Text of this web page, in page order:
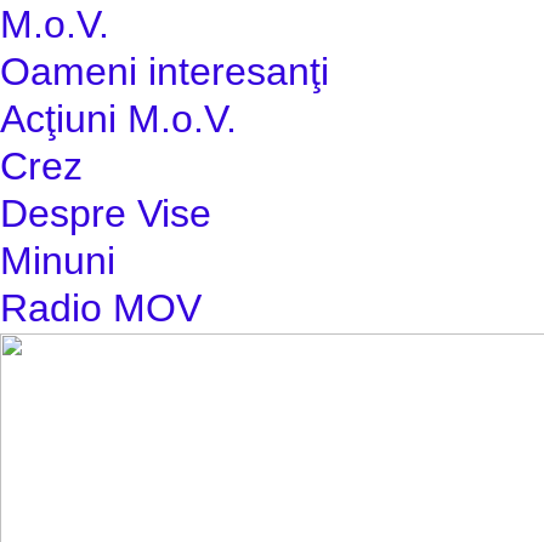
M.o.V.
Oameni interesanţi
Acţiuni M.o.V.
Crez
Despre Vise
Minuni
Radio MOV